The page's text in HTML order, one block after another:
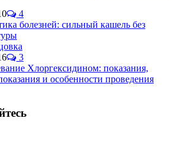
4
болезней: сильный кашель без
3
Хлоргексидином: показания,
и особенности проведения